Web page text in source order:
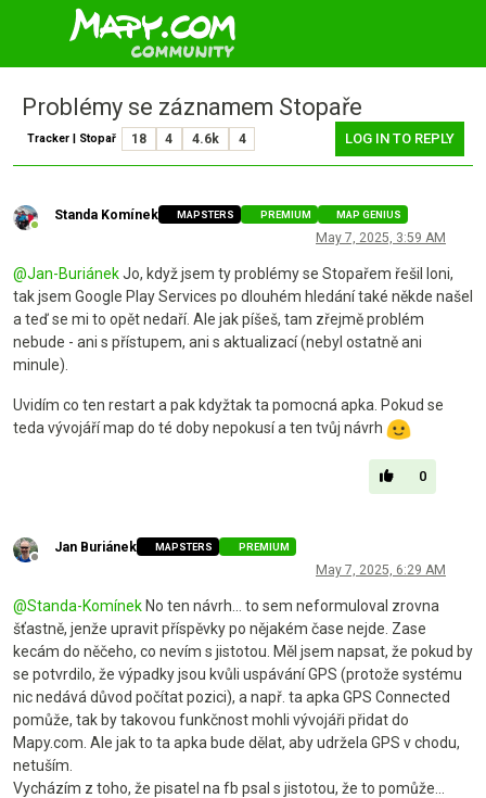
Problémy se záznamem Stopaře
Tracker | Stopař 18 4 4.6k 4 LOG IN TO REPLY
Online
Standa Komínek MAPSTERS PREMIUM MAP GENIUS
May 7, 2025, 3:59 AM
@Jan-BuriánekJo, když jsem ty problémy se Stopařem řešil loni,
tak jsem Google Play Services po dlouhém hledání také někde našel
a teď se mi to opět nedaří. Ale jak píšeš, tam zřejmě problém
nebude - ani s přístupem, ani s aktualizací (nebyl ostatně ani
minule).
Uvidím co ten restart a pak kdyžtak ta pomocná apka. Pokud se
teda vývojáří map do té doby nepokusí a ten tvůj návrh
0
Offline
Jan Buriánek MAPSTERS PREMIUM
May 7, 2025, 6:29 AM
@Standa-KomínekNo ten návrh... to sem neformuloval zrovna
šťastně, jenže upravit příspěvky po nějakém čase nejde. Zase
kecám do něčeho, co nevím s jistotou. Měl jsem napsat, že pokud by
se potvrdilo, že výpadky jsou kvůli uspávání GPS (protože systému
nic nedává důvod počítat pozici), a např. ta apka GPS Connected
pomůže, tak by takovou funkčnost mohli vývojáři přidat do
Mapy.com. Ale jak to ta apka bude dělat, aby udržela GPS v chodu,
netuším.
Vycházím z toho, že pisatel na fb psal s jistotou, že to pomůže...